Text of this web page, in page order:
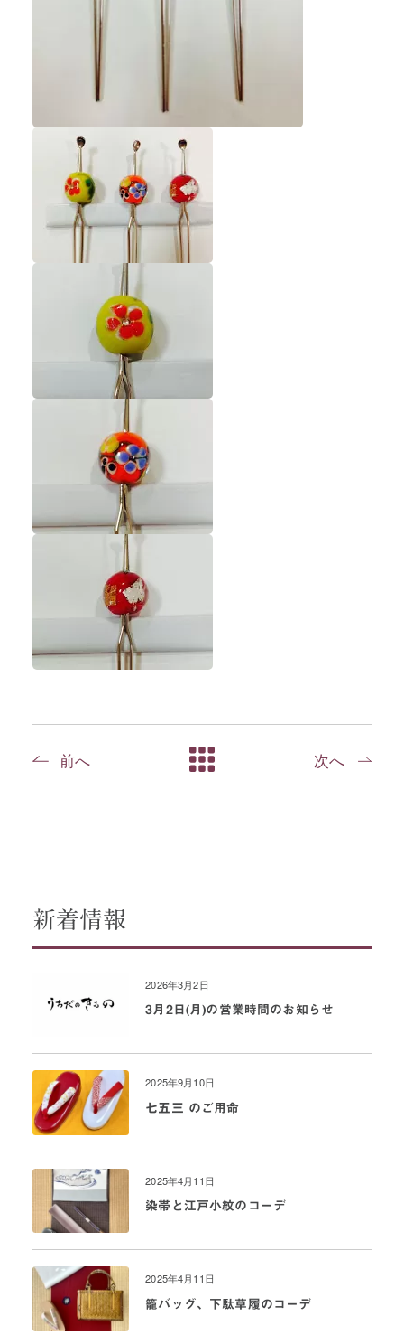
前へ 次へ
新着情報
2026年3月2日
3月2日(月)の営業時間のお知らせ
2025年9月10日
七五三 のご用命
2025年4月11日
染帯と江戸小紋のコーデ
2025年4月11日
籠バッグ、下駄草履のコーデ